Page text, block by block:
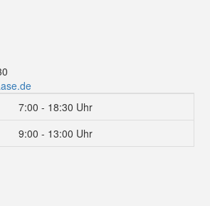
7:00 - 18:30 Uhr
9:00 - 13:00 Uhr